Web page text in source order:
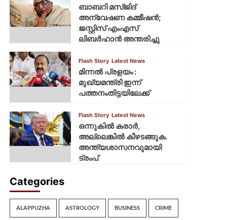
ബാബറി മസ്ജിദ്
അന്വേഷണ കമ്മീഷന്‍;
ജസ്റ്റിസ് എംഎസ്
ലിബര്‍ഹാന്‍ അന്തരിച്ചു
Flash Story Latest News
മിന്നല്‍ പ്രളയം :
മുഖ്യമന്ത്രി ഇന്ന്
പത്തനംതിട്ടയിലേക്ക്
Flash Story Latest News
ഒന്നുകില്‍ കരാര്‍,
അല്ലെങ്കില്‍ കീഴടങ്ങുക.
അന്ത്യശാസനവുമായി
ട്രംപ്
Categories
ALAPPUZHA ASTROLOGY BUSINESS CRIME